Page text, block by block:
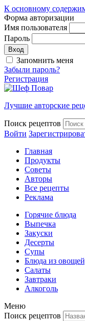
К основному
Форма авторизации
Имя пользователя
Пароль
Запомнить меня
Забыли пароль?
Регистрация
Лучшие авторские
Поиск рецептов
Войти
Главная
Продукты
Советы
Авторы
Все рецепты
Реклама
Горячие блюда
Выпечка
Закуски
Десерты
Супы
Блюда из
Салаты
Завтраки
Алкоголь
Меню
Поиск рецептов